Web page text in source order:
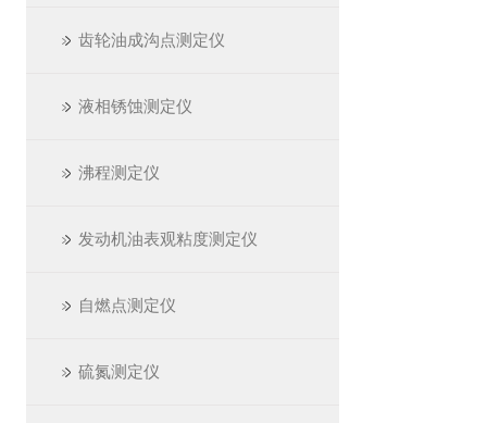
齿轮油成沟点测定仪
液相锈蚀测定仪
沸程测定仪
发动机油表观粘度测定仪
自燃点测定仪
硫氮测定仪